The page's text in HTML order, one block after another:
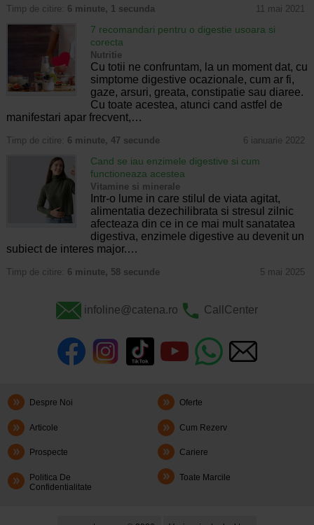
Timp de citire: 6 minute, 1 secunda 11 mai 2021
7 recomandari pentru o digestie usoara si
corecta
Nutritie
Cu totii ne confruntam, la un moment dat, cu
simptome digestive ocazionale, cum ar fi,
gaze, arsuri, greata, constipatie sau diaree.
Cu toate acestea, atunci cand astfel de
manifestari apar frecvent,…
Timp de citire: 6 minute, 47 secunde 6 ianuarie 2022
Cand se iau enzimele digestive si cum
functioneaza acestea
Vitamine si minerale
Intr-o lume in care stilul de viata agitat,
alimentatia dezechilibrata si stresul zilnic
afecteaza din ce in ce mai mult sanatatea
digestiva, enzimele digestive au devenit un
subiect de interes major.…
Timp de citire: 6 minute, 58 secunde 5 mai 2025
infoline@catena.ro CallCenter
Despre Noi Oferte
Articole Cum Rezerv
Prospecte Cariere
Politica De
Confidentialitate
Toate Marcile